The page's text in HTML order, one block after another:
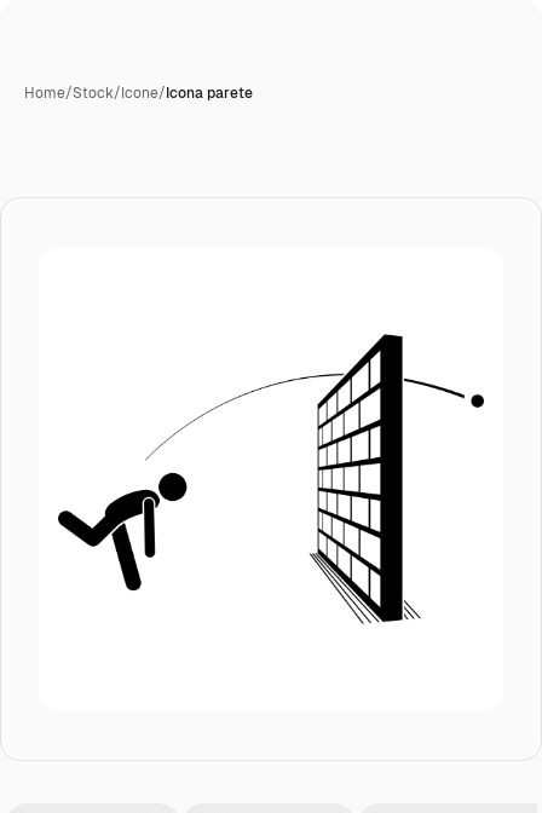
Home/Stock/Icone/Icona parete